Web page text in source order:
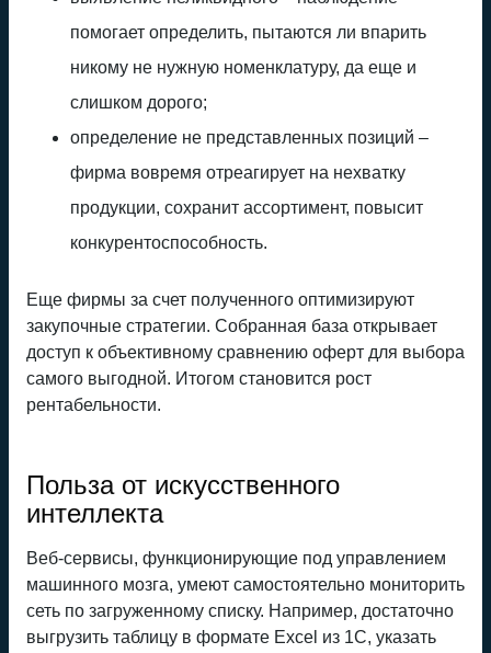
помогает определить, пытаются ли впарить
никому не нужную номенклатуру, да еще и
слишком дорого;
определение не представленных позиций –
фирма вовремя отреагирует на нехватку
продукции, сохранит ассортимент, повысит
конкурентоспособность.
Еще фирмы за счет полученного оптимизируют
закупочные стратегии. Собранная база открывает
доступ к объективному сравнению оферт для выбора
самого выгодной. Итогом становится рост
рентабельности.
Польза от искусственного
интеллекта
Веб-сервисы, функционирующие под управлением
машинного мозга, умеют самостоятельно мониторить
сеть по загруженному списку. Например, достаточно
выгрузить таблицу в формате Excel из 1С, указать